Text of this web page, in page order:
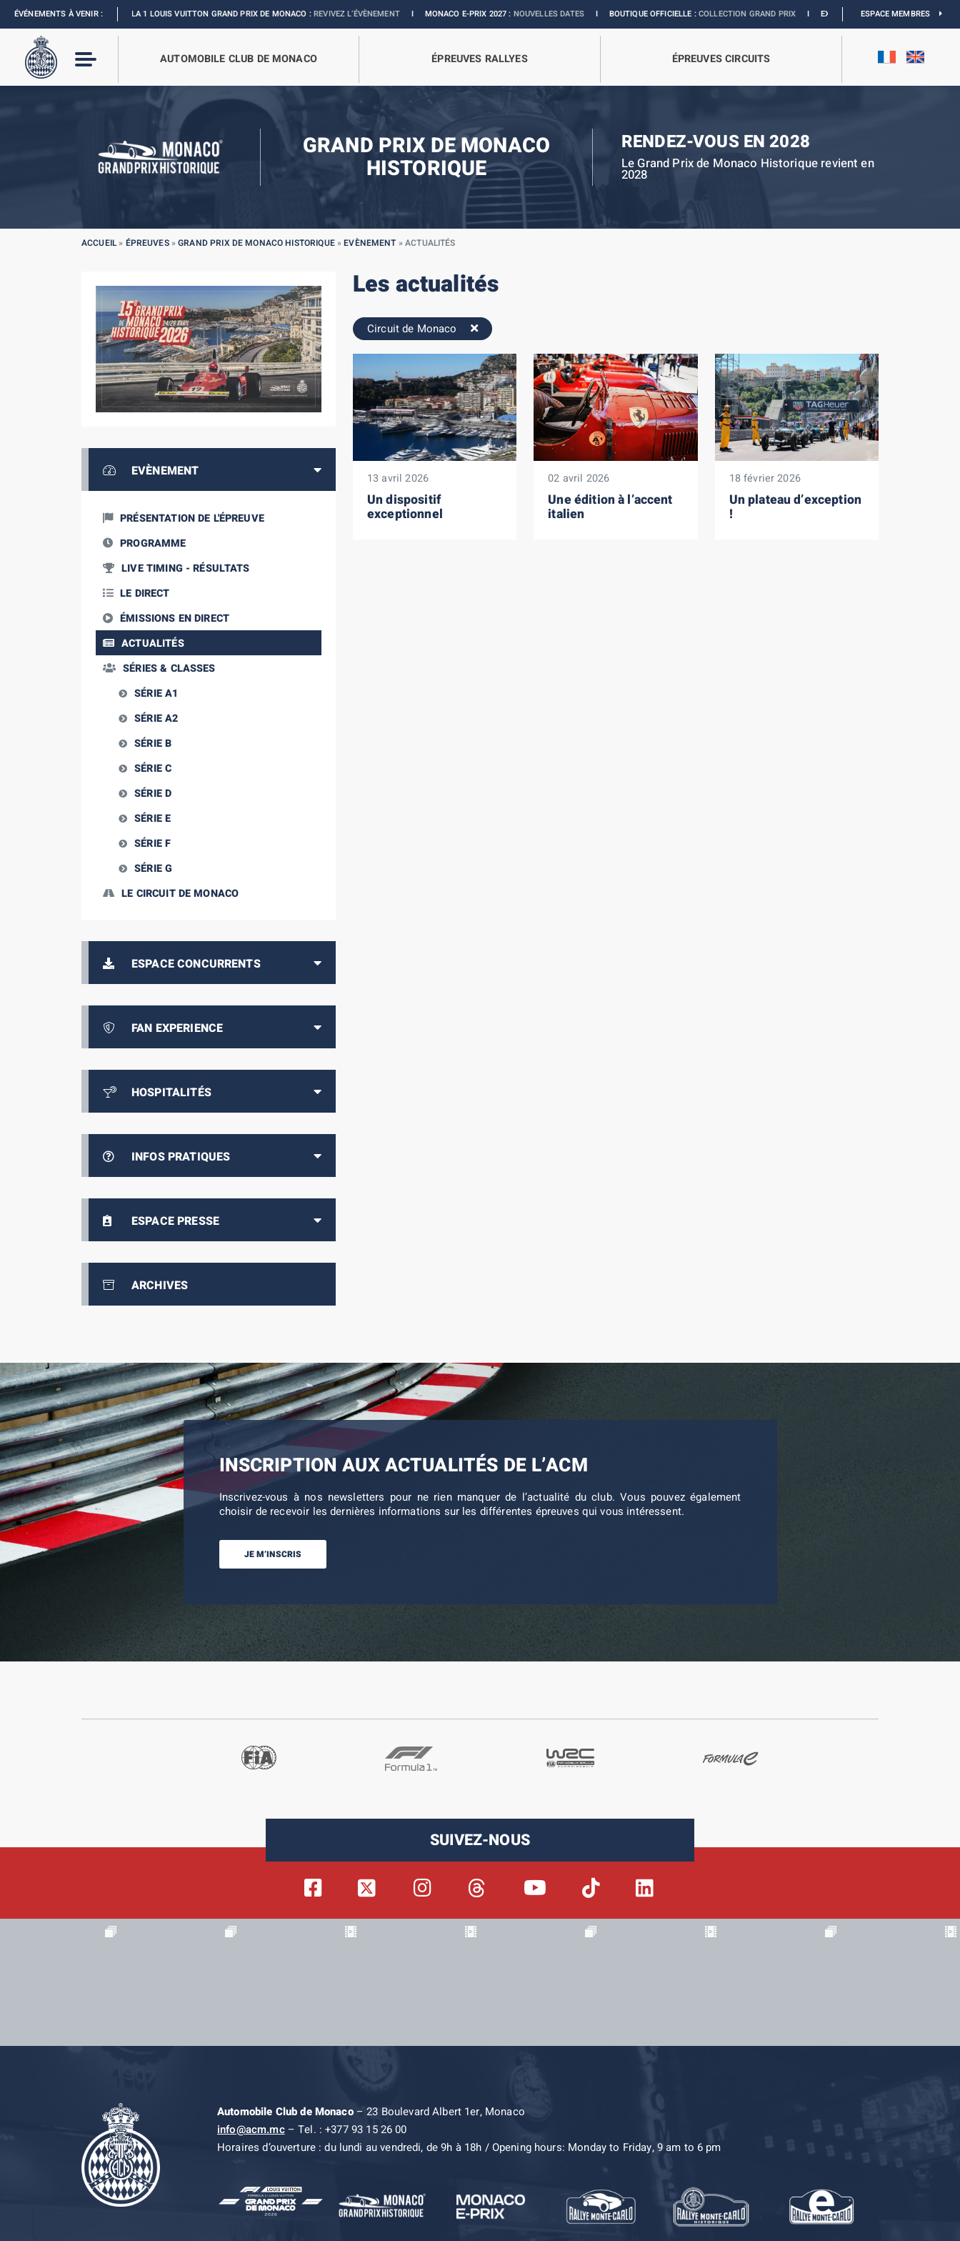
ÉVÉNEMENTS À VENIR :
FORMULA 1 LOUIS VUITTON GRAND PRIX DE MONACO :REVIVEZ L’ÉVÈNEMENTIMONACO E-PRIX 2027 :NOUVELLES DATESIBOUTIQUE OFFICIELLE :COLLECTION GRAND PRIX IEXPOSITION MONACO & L’AUTOMOBILE :
ESPACE MEMBRES
AUTOMOBILE CLUB DE MONACO ÉPREUVES RALLYES ÉPREUVES CIRCUITS
GRAND PRIX DE MONACO
HISTORIQUE
RENDEZ-VOUS EN 2028
Le Grand Prix de Monaco Historique revient en
2028
ACCUEIL» ÉPREUVES»GRAND PRIX DE MONACO HISTORIQUE»EVÈNEMENT »ACTUALITÉS
EVÈNEMENT
PRÉSENTATION DE L'ÉPREUVE
PROGRAMME
LIVE TIMING - RÉSULTATS
LE DIRECT
ÉMISSIONS EN DIRECT
ACTUALITÉS
SÉRIES & CLASSES
SÉRIE A1
SÉRIE A2
SÉRIE B
SÉRIE C
SÉRIE D
SÉRIE E
SÉRIE F
SÉRIE G
LE CIRCUIT DE MONACO
ESPACE CONCURRENTS
FAN EXPERIENCE
HOSPITALITÉS
INFOS PRATIQUES
ESPACE PRESSE
ARCHIVES
Les actualités
Circuit de Monaco
13 avril 2026
Un dispositif
exceptionnel
02 avril 2026
Une édition à l’accent
italien
18 février 2026
Un plateau d’exception
!
INSCRIPTION AUX ACTUALITÉS DE L’ACM
Inscrivez-vous à nos newsletters pour ne rien manquer de l’actualité du club. Vous pouvez également
choisir de recevoir les dernières informations sur les différentes épreuves qui vous intéressent.
JE M’INSCRIS
SUIVEZ-NOUS
Automobile Club de Monaco– 23 Boulevard Albert 1er, Monaco
info@acm.mc– Tel. : +377 93 15 26 00
Horaires d’ouverture : du lundi au vendredi, de 9h à 18h / Opening hours: Monday to Friday, 9 am to 6 pm